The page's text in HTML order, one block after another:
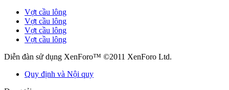
Vợt cầu lông
Vợt cầu lông
Vợt cầu lông
Vợt cầu lông
Diễn đàn sử dụng XenForo™ ©2011 XenForo Ltd.
Quy định và Nội quy